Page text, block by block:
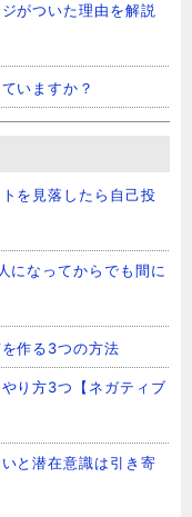
がついた理由を解説
いますか？
を見落したら自己投
になってからでも間に
作る3つの方法
り方3つ【ネガティブ
と潜在意識は引き寄